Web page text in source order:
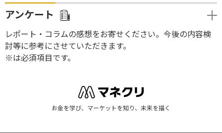
アンケート
レポート・コラムの感想をお寄せください。今後の内容検
討等に参考にさせていただきます。
※は必須項目です。
お金を学び、マーケットを知り、未来を描く